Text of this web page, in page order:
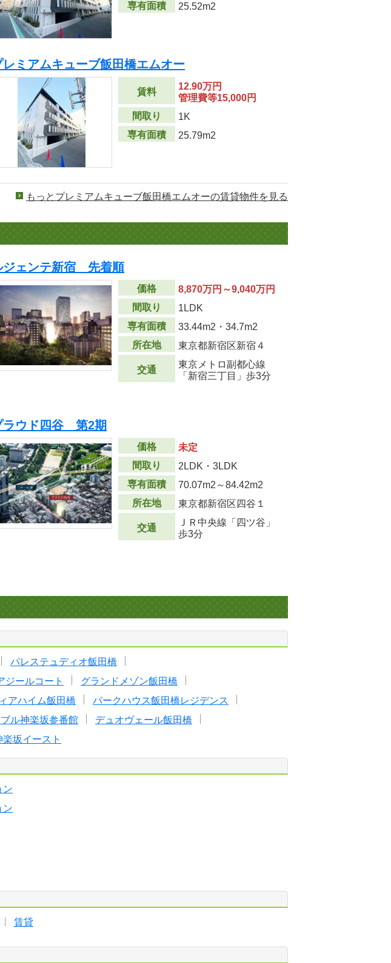
専有面積
25.52m2
レミアムキューブ飯田橋エムオー
賃料
12.90万円
管理費等15,000円
間取り
1K
専有面積
25.79m2
もっとプレミアムキューブ飯田橋エムオーの賃貸物件を見る
ジェンテ新宿 先着順
価格
8,870万円～9,040万円
間取り
1LDK
専有面積
33.44m2 ・34.7m2
所在地
東京都新宿区新宿４
交通
東京メトロ副都心線
「新宿三丁目」歩3分
ラウド四谷 第2期
価格
未定
間取り
2LDK・3LDK
専有面積
70.07m2 ～84.42m2
所在地
東京都新宿区四谷１
交通
ＪＲ中央線「四ツ谷」
歩3分
パレステュディオ飯田橋
ジールコート
グランドメゾン飯田橋
アハイム飯田橋
パークハウス飯田橋レジデンス
ル神楽坂参番館
デュオヴェール飯田橋
坂イースト
ン
ン
賃貸